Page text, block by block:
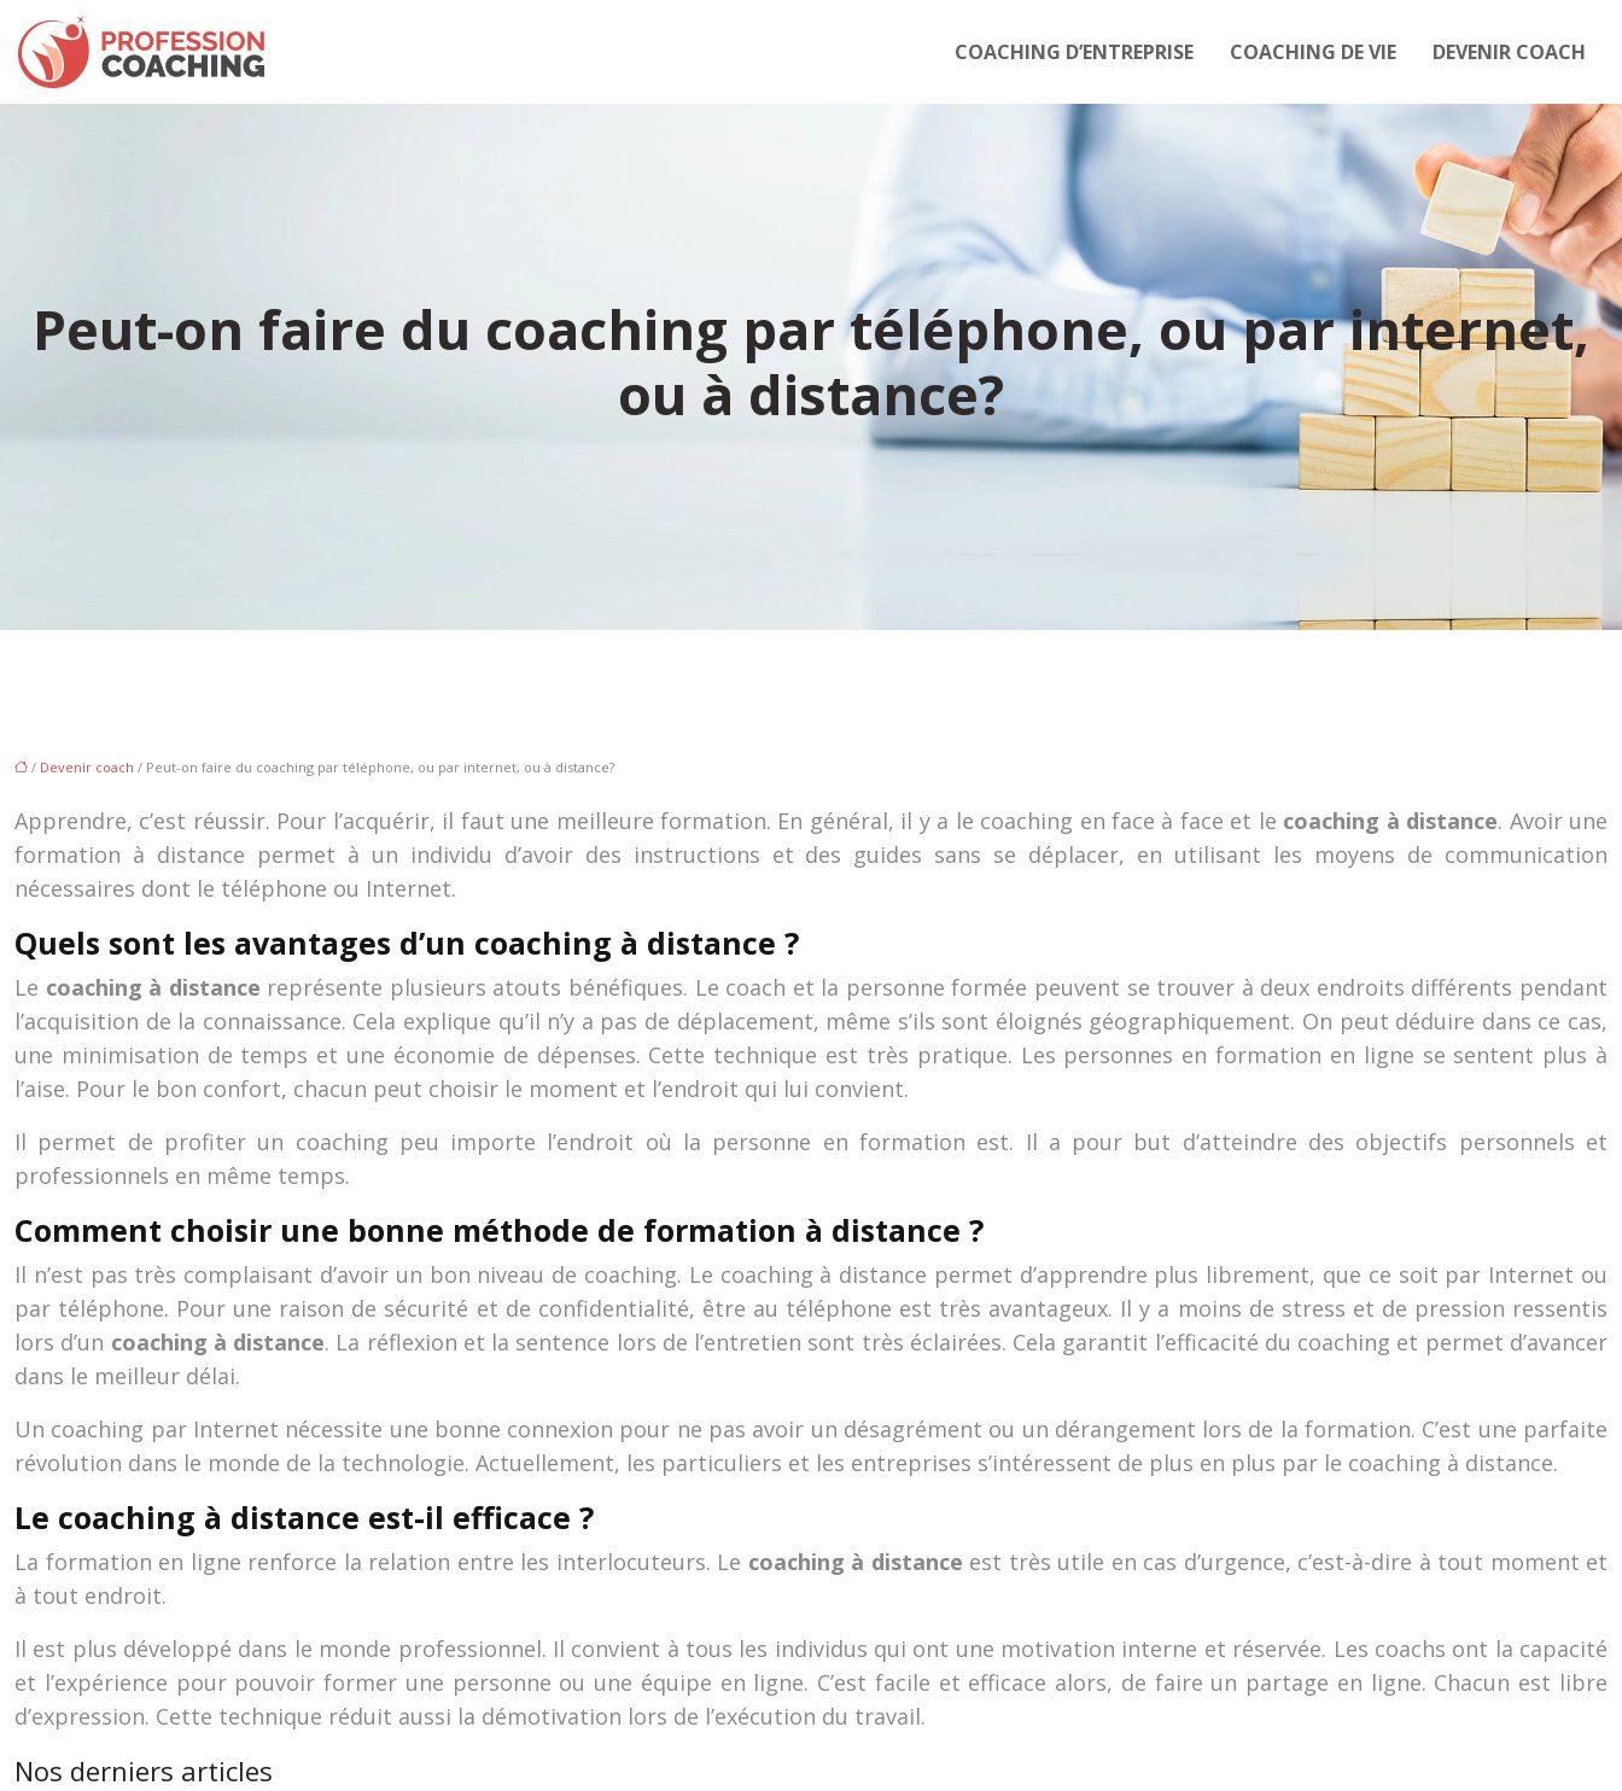
COACHING D’ENTREPRISE COACHING DE VIE DEVENIR COACH
Peut-on faire du coaching par téléphone, ou par internet,
ou à distance?
/ Devenir coach / Peut-on faire du coaching par téléphone, ou par internet, ou à distance?
Apprendre, c’est réussir. Pour l’acquérir, il faut une meilleure formation. En général, il y a le coaching en face à face et le coaching à distance. Avoir une
formation à distance permet à un individu d’avoir des instructions et des guides sans se déplacer, en utilisant les moyens de communication
nécessaires dont le téléphone ou Internet.
Quels sont les avantages d’un coaching à distance ?
Le coaching à distance représente plusieurs atouts bénéfiques. Le coach et la personne formée peuvent se trouver à deux endroits différents pendant
l’acquisition de la connaissance. Cela explique qu’il n’y a pas de déplacement, même s’ils sont éloignés géographiquement. On peut déduire dans ce cas,
une minimisation de temps et une économie de dépenses. Cette technique est très pratique. Les personnes en formation en ligne se sentent plus à
l’aise. Pour le bon confort, chacun peut choisir le moment et l’endroit qui lui convient.
Il permet de profiter un coaching peu importe l’endroit où la personne en formation est. Il a pour but d’atteindre des objectifs personnels et
professionnels en même temps.
Comment choisir une bonne méthode de formation à distance ?
Il n’est pas très complaisant d’avoir un bon niveau de coaching. Le coaching à distance permet d’apprendre plus librement, que ce soit par Internet ou
par téléphone. Pour une raison de sécurité et de confidentialité, être au téléphone est très avantageux. Il y a moins de stress et de pression ressentis
lors d’un coaching à distance. La réflexion et la sentence lors de l’entretien sont très éclairées. Cela garantit l’efficacité du coaching et permet d’avancer
dans le meilleur délai.
Un coaching par Internet nécessite une bonne connexion pour ne pas avoir un désagrément ou un dérangement lors de la formation. C’est une parfaite
révolution dans le monde de la technologie. Actuellement, les particuliers et les entreprises s’intéressent de plus en plus par le coaching à distance.
Le coaching à distance est-il efficace ?
La formation en ligne renforce la relation entre les interlocuteurs. Le coaching à distance est très utile en cas d’urgence, c’est-à-dire à tout moment et
à tout endroit.
Il est plus développé dans le monde professionnel. Il convient à tous les individus qui ont une motivation interne et réservée. Les coachs ont la capacité
et l’expérience pour pouvoir former une personne ou une équipe en ligne. C’est facile et efficace alors, de faire un partage en ligne. Chacun est libre
d’expression. Cette technique réduit aussi la démotivation lors de l’exécution du travail.
Nos derniers articles